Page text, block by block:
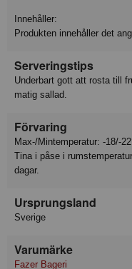
Innehåller:
Produkten innehåller det
Serveringstips
Underbart gott att rosta till
matig sallad.
Förvaring
Max-/Mintemperatur: -18/-
Tina i påse i
dagar.
Ursprungsland
Sverige
Varumärke
Fazer Bageri